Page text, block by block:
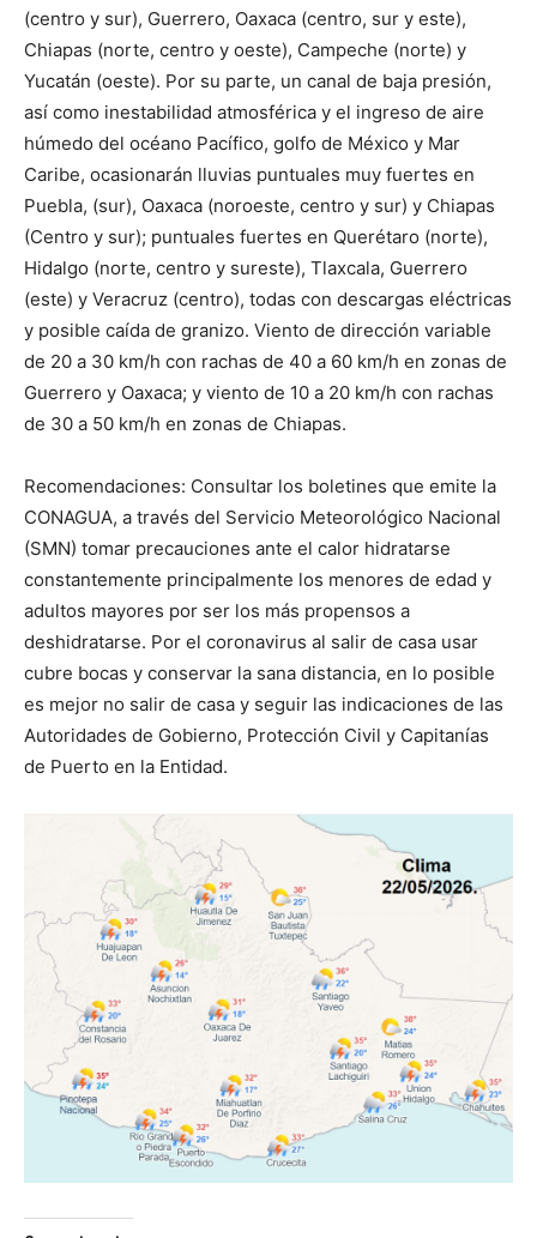
(centro y sur), Guerrero, Oaxaca (centro, sur y este),
Chiapas (norte, centro y oeste), Campeche (norte) y
Yucatán (oeste). Por su parte, un canal de baja presión,
así como inestabilidad atmosférica y el ingreso de aire
húmedo del océano Pacífico, golfo de México y Mar
Caribe, ocasionarán lluvias puntuales muy fuertes en
Puebla, (sur), Oaxaca (noroeste, centro y sur) y Chiapas
(Centro y sur); puntuales fuertes en Querétaro (norte),
Hidalgo (norte, centro y sureste), Tlaxcala, Guerrero
(este) y Veracruz (centro), todas con descargas eléctricas
y posible caída de granizo. Viento de dirección variable
de 20 a 30 km/h con rachas de 40 a 60 km/h en zonas de
Guerrero y Oaxaca; y viento de 10 a 20 km/h con rachas
de 30 a 50 km/h en zonas de Chiapas.
Recomendaciones: Consultar los boletines que emite la
CONAGUA, a través del Servicio Meteorológico Nacional
(SMN) tomar precauciones ante el calor hidratarse
constantemente principalmente los menores de edad y
adultos mayores por ser los más propensos a
deshidratarse. Por el coronavirus al salir de casa usar
cubre bocas y conservar la sana distancia, en lo posible
es mejor no salir de casa y seguir las indicaciones de las
Autoridades de Gobierno, Protección Civil y Capitanías
de Puerto en la Entidad.